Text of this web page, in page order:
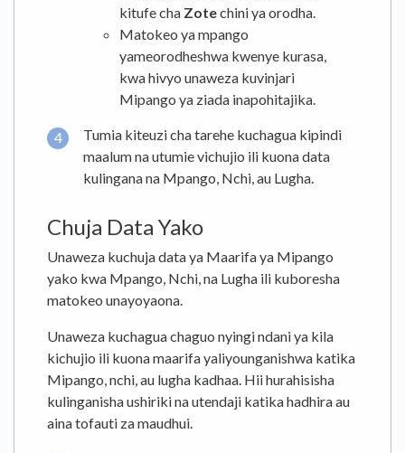
kitufe cha Zotechini ya orodha.
Matokeo ya mpango
yameorodheshwa kwenye kurasa,
kwa hivyo unaweza kuvinjari
Mipango ya ziada inapohitajika.
Tumia kiteuzi cha tarehe kuchagua kipindi
maalum na utumie vichujio ili kuona data
kulingana na Mpango, Nchi, au Lugha.
Chuja Data Yako
Unaweza kuchuja data ya Maarifa ya Mipango
yako kwa Mpango, Nchi, na Lugha ili kuboresha
matokeo unayoyaona.
Unaweza kuchagua chaguo nyingi ndani ya kila
kichujio ili kuona maarifa yaliyounganishwa katika
Mipango, nchi, au lugha kadhaa. Hii hurahisisha
kulinganisha ushiriki na utendaji katika hadhira au
aina tofauti za maudhui.